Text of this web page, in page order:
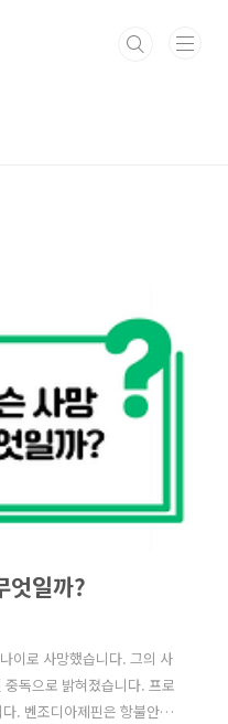
엇일까?
이로 사망했습니다. 그의 사
독으로 밝혀졌습니다. 프로
. 벤조디아제핀은 항불안제